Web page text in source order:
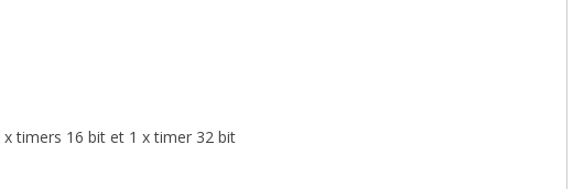
x timers 16 bit et 1 x timer 32 bit